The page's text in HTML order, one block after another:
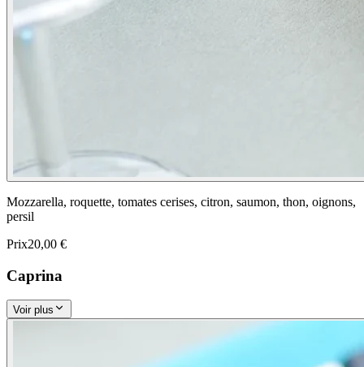
Mozzarella, roquette, tomates cerises, citron, saumon, thon, oignons,
persil
Prix20,00 €
Caprina
Voir plus